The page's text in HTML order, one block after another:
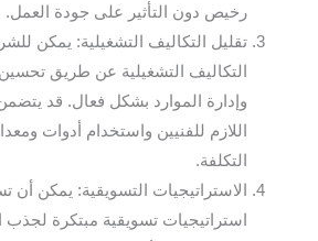
رخيص دون التأثير على جودة العمل.
تقليل التكاليف التشغيلية: يمكن
التكاليف التشغيلية عن طريق تحسين
وإدارة الموارد بشكل فعال. قد
اللازم للفنيين واستخدام أدوات
التكلفة.
الاستراتيجيات التسويقية: يمكن
استراتيجيات تسويقية مبتكرة لجذب